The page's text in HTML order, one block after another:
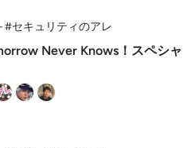
#セキュリティのアレ
Never Knows！スペシャ